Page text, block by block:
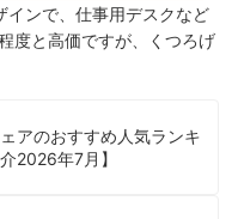
インで、仕事用デスクなど
度と高価ですが、くつろげ
アのおすすめ人気ランキ
2026年7月】